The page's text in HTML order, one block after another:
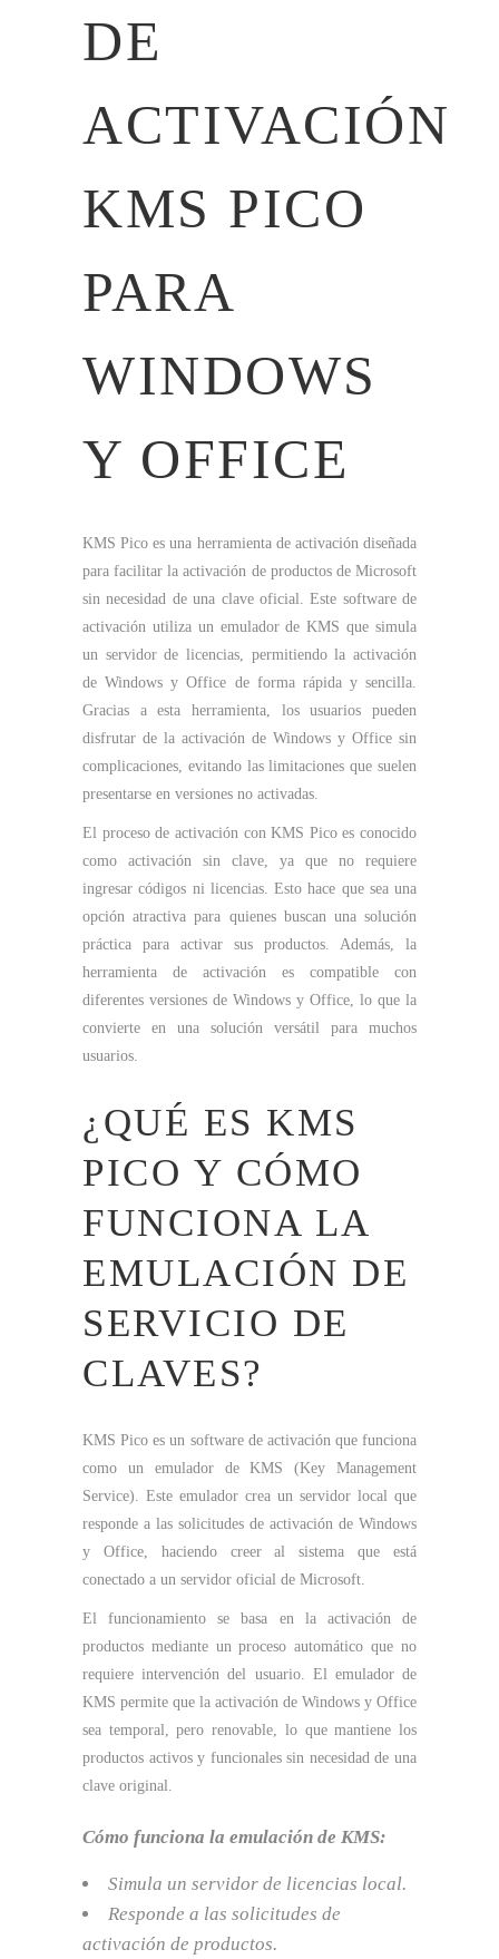
DE
ACTIVACIÓN
KMS PICO
PARA
WINDOWS
Y OFFICE
KMS Pico es una herramienta de activación diseñada
para facilitar la activación de productos de Microsoft
sin necesidad de una clave oficial. Este software de
activación utiliza un emulador de KMS que simula
un servidor de licencias, permitiendo la activación
de Windows y Office de forma rápida y sencilla.
Gracias a esta herramienta, los usuarios pueden
disfrutar de la activación de Windows y Office sin
complicaciones, evitando las limitaciones que suelen
presentarse en versiones no activadas.
El proceso de activación con KMS Pico es conocido
como activación sin clave, ya que no requiere
ingresar códigos ni licencias. Esto hace que sea una
opción atractiva para quienes buscan una solución
práctica para activar sus productos. Además, la
herramienta de activación es compatible con
diferentes versiones de Windows y Office, lo que la
convierte en una solución versátil para muchos
usuarios.
¿QUÉ ES KMS
PICO Y CÓMO
FUNCIONA LA
EMULACIÓN DE
SERVICIO DE
CLAVES?
KMS Pico es un software de activación que funciona
como un emulador de KMS (Key Management
Service). Este emulador crea un servidor local que
responde a las solicitudes de activación de Windows
y Office, haciendo creer al sistema que está
conectado a un servidor oficial de Microsoft.
El funcionamiento se basa en la activación de
productos mediante un proceso automático que no
requiere intervención del usuario. El emulador de
KMS permite que la activación de Windows y Office
sea temporal, pero renovable, lo que mantiene los
productos activos y funcionales sin necesidad de una
clave original.
Cómo funciona la emulación de KMS:
Simula un servidor de licencias local.
Responde a las solicitudes de
activación de productos.